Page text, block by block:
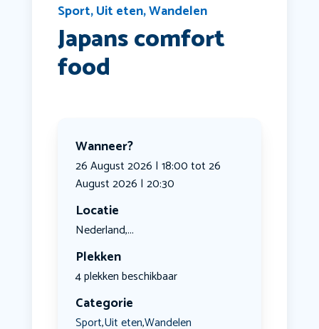
Sport,Uit eten,Wandelen
Japans comfort
food
Wanneer?
26 August 2026 | 18:00 tot 26
August 2026 | 20:30
Locatie
Nederland,...
Plekken
4 plekken beschikbaar
Categorie
Sport,Uit eten,Wandelen